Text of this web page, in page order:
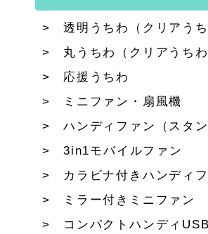
透明うちわ（クリアうち
丸うちわ（クリアうちわ
応援うちわ
ミニファン・扇風機
ハンディファン（スタン
3in1モバイルファン
カラビナ付きハンディ
ミラー付きミニファン
コンパクトハンディ